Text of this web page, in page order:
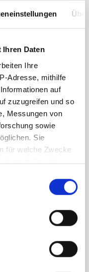
Daten
Ihre
Adresse, mithilfe
auf
zuzugreifen und so
Messungen von
sowie
Sie
für welche Zwecke
über die
Lage